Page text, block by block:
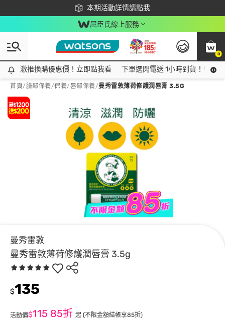
本期活動詳情請點我
下載app最高回饋$350
屈臣氏線上服務
0
激推換購優惠價！立即點我看
激推換購優惠價！立即點我看 下單選閃電送 1小時到貨！領神
首頁/臉部保養/保養/唇部保養/曼秀雷敦薄荷修護潤唇膏 3.5G
曼秀雷敦
曼秀雷敦薄荷修護潤唇膏 3.5g
$135
活動價$115 85折 起 (不限金額結帳享85折)